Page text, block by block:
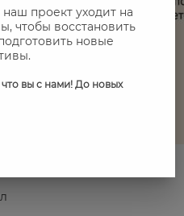
проект уходит на
чтобы восстановить
новые
вы с нами! До новых